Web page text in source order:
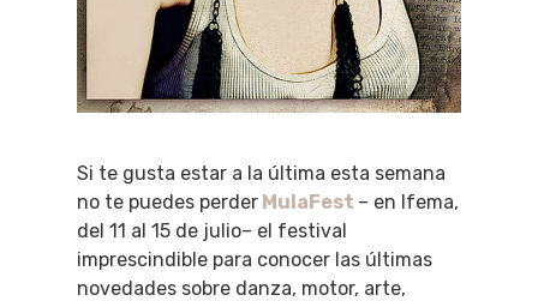
Si te gusta estar a la última esta semana
no te puedes perder MulaFest – en Ifema,
del 11 al 15 de julio– el festival
imprescindible para conocer las últimas
novedades sobre danza, motor, arte,